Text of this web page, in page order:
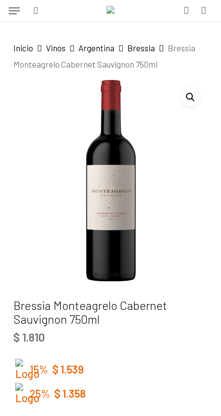
Skip
content
Menu
Inicio Vinos Argentina Bressia
Bressia
Monteagrelo Cabernet Sauvignon 750ml
Bressia Monteagrelo Cabernet
Sauvignon 750ml
$ 1.810
15% $1.539
25% $1.358